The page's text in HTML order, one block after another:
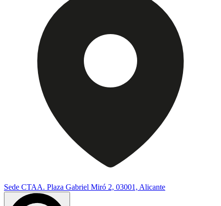
Sede CTAA. Plaza Gabriel Miró 2, 03001, Alicante